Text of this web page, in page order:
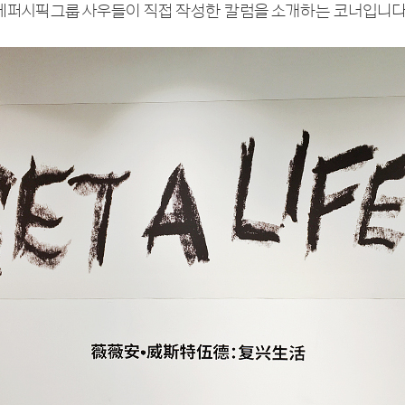
퍼시픽그룹 사우들이 직접 작성한 칼럼을 소개하는 코너입니